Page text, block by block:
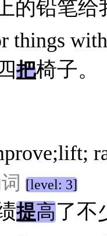
的铅笔给
things
把椅子。
[level: 3]
提高了不